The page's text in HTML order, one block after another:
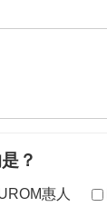
？
惠人